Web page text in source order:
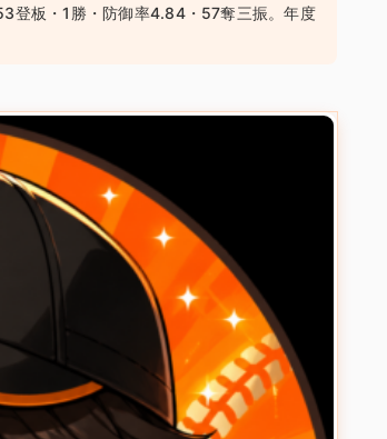
登板・1勝・防御率4.84・57奪三振。年度